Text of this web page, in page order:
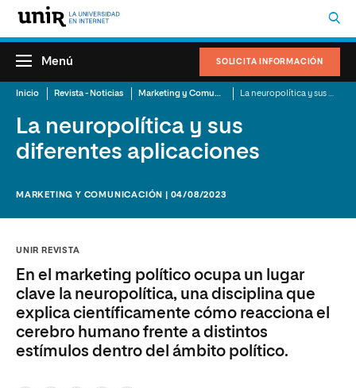
SOLICITA INFORMACIÓN
Menú
Inicio Revista - Noticias Marketing y Comunicación
La neuropolítica y sus
diferentes aplicaciones
MARKETING Y COMUNICACIÓN | 04/08/2023
UNIR REVISTA
En el marketing político ocupa un lugar
clave la neuropolítica, una disciplina que
explica científicamente cómo reacciona el
cerebro humano frente a distintos
estímulos dentro del ámbito político.